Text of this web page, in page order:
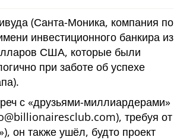
(Санта-Моника, компания по
инвестиционного банкира из
США, которые были
при заботе об успехе
с друзьями-миллиардерами
требуя от
), он также ушёл, будто проект